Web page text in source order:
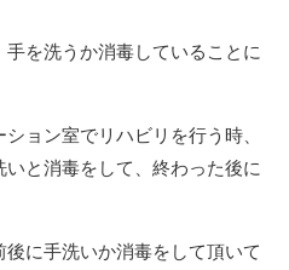
を洗うか消毒していることに
ョン室でリハビリを行う時、
と消毒をして、終わった後に
に手洗いか消毒をして頂いて